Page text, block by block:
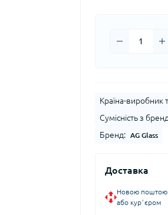
Країна-виробник
Сумісність з
Бренд: AG Glass
Доставка
Новою поштою
або курʼєром